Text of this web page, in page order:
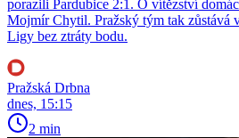
porazili Pardubice 2:1. O vítězství
Mojmír Chytil. Pražský tým tak zůstává
Ligy bez ztráty bodu.
Pražská Drbna
dnes, 15:15
2 min